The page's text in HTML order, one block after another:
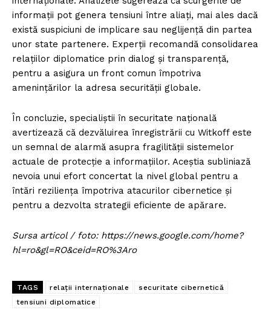
informații pot genera tensiuni între aliați, mai ales dacă
există suspiciuni de implicare sau neglijență din partea
unor state partenere. Experții recomandă consolidarea
relațiilor diplomatice prin dialog și transparență,
pentru a asigura un front comun împotriva
amenințărilor la adresa securității globale.
În concluzie, specialiștii în securitate națională
avertizează că dezvăluirea înregistrării cu Witkoff este
un semnal de alarmă asupra fragilității sistemelor
actuale de protecție a informațiilor. Aceștia subliniază
nevoia unui efort concertat la nivel global pentru a
întări reziliența împotriva atacurilor cibernetice și
pentru a dezvolta strategii eficiente de apărare.
Sursa articol / foto: https://news.google.com/home?
hl=ro&gl=RO&ceid=RO%3Aro
TAGS relații internaționale
securitate cibernetică
tensiuni diplomatice